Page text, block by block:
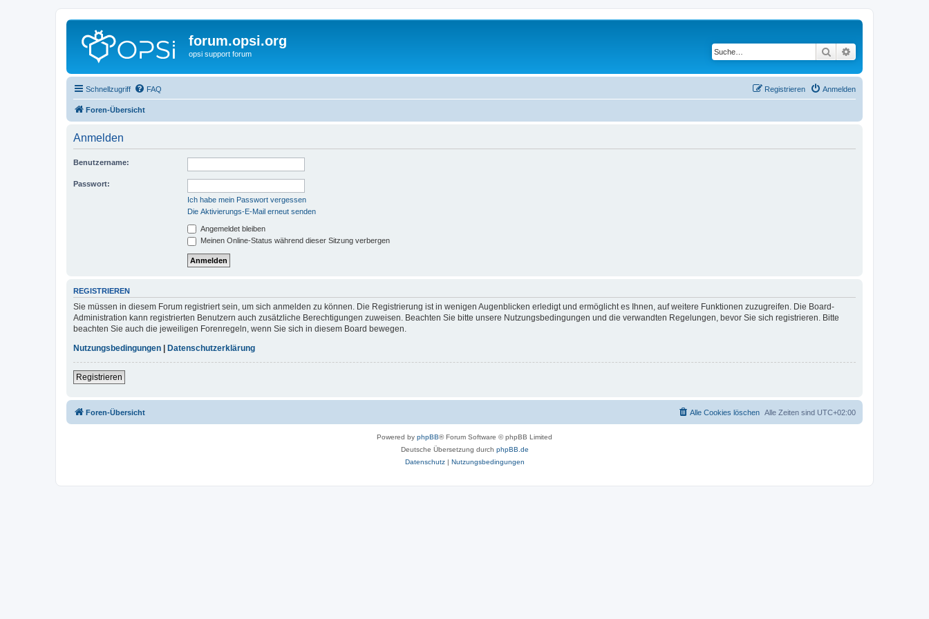
forum.opsi.org
opsi support forum Suche
Schnellzugriff FAQ Anmelden
Registrieren
Foren-Übersicht
Anmelden
Benutzername:
Passwort:
Ich habe mein Passwort vergessen
Die Aktivierungs-E-Mail erneut senden
Angemeldet bleiben
Meinen Online-Status während dieser Sitzung verbergen
REGISTRIEREN
Sie müssen in diesem Forum registriert sein, um sich anmelden zu können. Die Registrierung ist in wenigen Augenblicken erledigt und ermöglicht es Ihnen, auf weitere Funktionen zuzugreifen. Die Board-
Administration kann registrierten Benutzern auch zusätzliche Berechtigungen zuweisen. Beachten Sie bitte unsere Nutzungsbedingungen und die verwandten Regelungen, bevor Sie sich registrieren. Bitte
beachten Sie auch die jeweiligen Forenregeln, wenn Sie sich in diesem Board bewegen.
Nutzungsbedingungen
Datenschutzerklärung
Registrieren
Foren-Übersicht Alle Zeiten sind UTC+02:00
Alle Cookies löschen
Powered by phpBB® Forum Software © phpBB Limited
Deutsche Übersetzung durch phpBB.de
Datenschutz| Nutzungsbedingungen